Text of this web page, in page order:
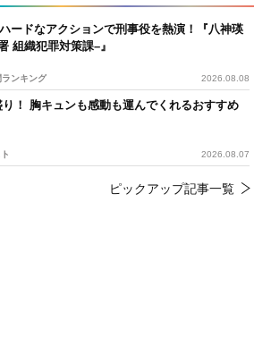
ードなアクションで刑事役を熱演！『八神瑛
組織犯罪対策課–』
ンキング 2026.08.08
！ 胸キュンも感動も運んでくれるおすすめ
2026.08.07
ピックアップ記事一覧